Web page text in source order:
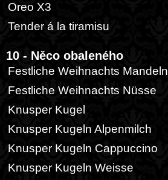
Oreo X3
Tender á la tiramisu
10 - Něco obaleného
Festliche Weihnachts Mandeln
Festliche Weihnachts Nüsse
Knusper Kugel
Knusper Kugeln Alpenmilch
Knusper Kugeln Cappuccino
Knusper Kugeln Weisse